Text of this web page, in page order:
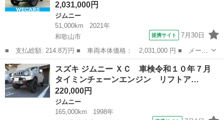
2,031,000円
ジムニー
51,000km
2021年
和歌山市
提携サイト 7月30日
■ 支払総額: 214.8万円 ■ 車両本体価格： 2,031,000 円 ■ メーカ
ー名： スズキ ■ 車種名： ジムニー ■ グレード名： ４ＷＤ
ＸＣ 新品タイヤ／保証書／セーフティサポート（スズキ）／シート
ヒーター...
和歌山 和歌山市 ジムニー
スズキ ジムニー ＸＣ 車検令和１０年７月
タイミンチェーンエンジン リフトア…
220,000円
ジムニー
165,000km
1998年